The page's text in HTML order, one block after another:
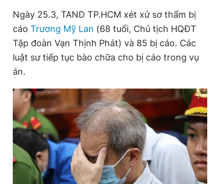
Đọc Thanh Niên trên điện thoại
Theo dõi báo trên
Hotline
0906 645 777
Liên hệ quảng cáo
0908 780 404
Ngày 25.3, TAND TP.HCM xét xử sơ thẩm bị
cáo Trương Mỹ Lan (68 tuổi, Chủ tịch HQĐT
Tập đoàn Vạn Thịnh Phát) và 85 bị cáo. Các
luật sư tiếp tục bào chữa cho bị cáo trong vụ
án.